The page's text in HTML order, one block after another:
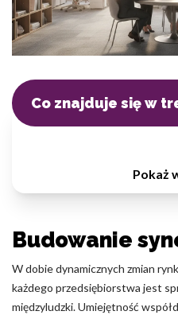
Co znajduje się w
Pokaż
Budowanie
W dobie dynamicznych zmian
każdego przedsiębiorstwa jest
międzyludzki. Umiejętność
Statystyka
Statystyczne pliki cookie
informacje.
internetowych. Celem jest
poszczególnych użytkowników
Nieklasyfikowane pliki cookie,
dostawcami poszczególnych